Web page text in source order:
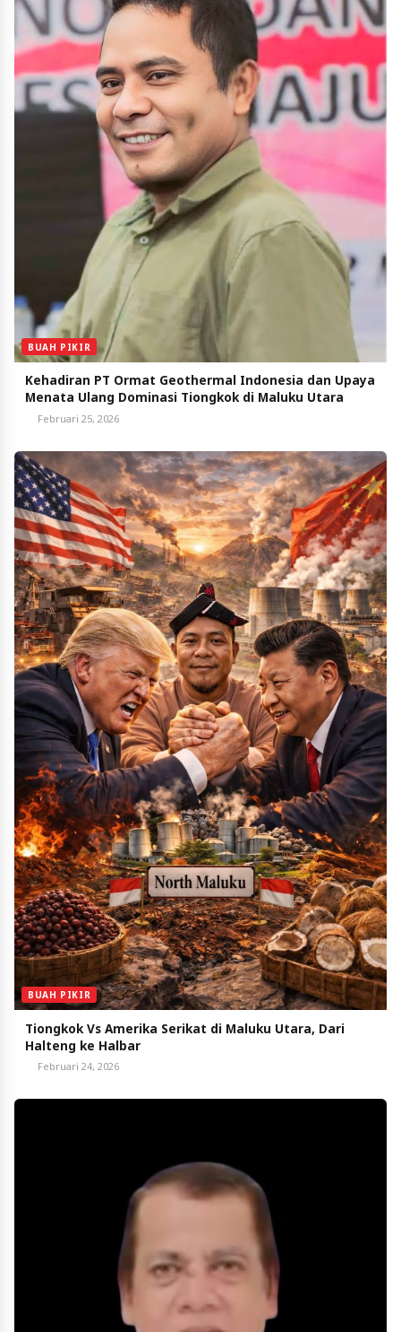
BUAH PIKIR
Kehadiran PT Ormat Geothermal Indonesia dan Upaya
Menata Ulang Dominasi Tiongkok di Maluku Utara
Februari 25, 2026
BUAH PIKIR
Tiongkok Vs Amerika Serikat di Maluku Utara, Dari
Halteng ke Halbar
Februari 24, 2026